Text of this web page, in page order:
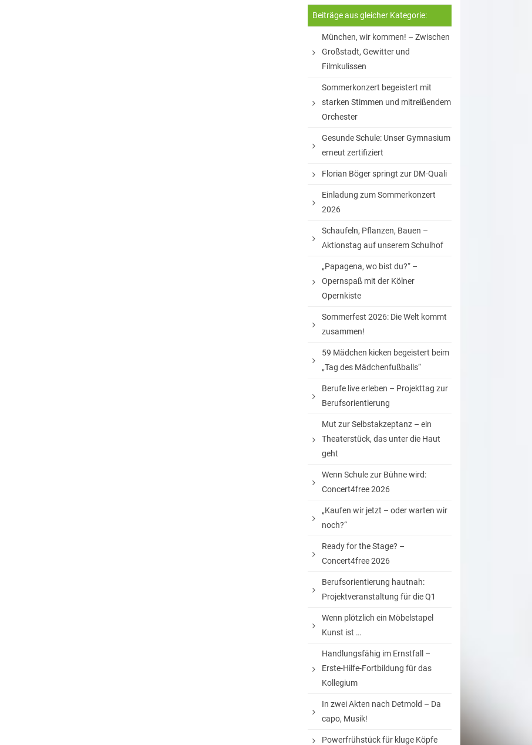
Beiträge aus gleicher Kategorie:
München, wir kommen! – Zwischen
Großstadt, Gewitter und
Filmkulissen
Sommerkonzert begeistert mit
starken Stimmen und mitreißendem
Orchester
Gesunde Schule: Unser Gymnasium
erneut zertifiziert
Florian Böger springt zur DM-Quali
Einladung zum Sommerkonzert
2026
Schaufeln, Pflanzen, Bauen –
Aktionstag auf unserem Schulhof
„Papagena, wo bist du?“ –
Opernspaß mit der Kölner
Opernkiste
Sommerfest 2026: Die Welt kommt
zusammen!
59 Mädchen kicken begeistert beim
„Tag des Mädchenfußballs“
Berufe live erleben – Projekttag zur
Berufsorientierung
Mut zur Selbstakzeptanz – ein
Theaterstück, das unter die Haut
geht
Wenn Schule zur Bühne wird:
Concert4free 2026
„Kaufen wir jetzt – oder warten wir
noch?“
Ready for the Stage? –
Concert4free 2026
Berufsorientierung hautnah:
Projektveranstaltung für die Q1
Wenn plötzlich ein Möbelstapel
Kunst ist …
Handlungsfähig im Ernstfall –
Erste-Hilfe-Fortbildung für das
Kollegium
In zwei Akten nach Detmold – Da
capo, Musik!
Powerfrühstück für kluge Köpfe